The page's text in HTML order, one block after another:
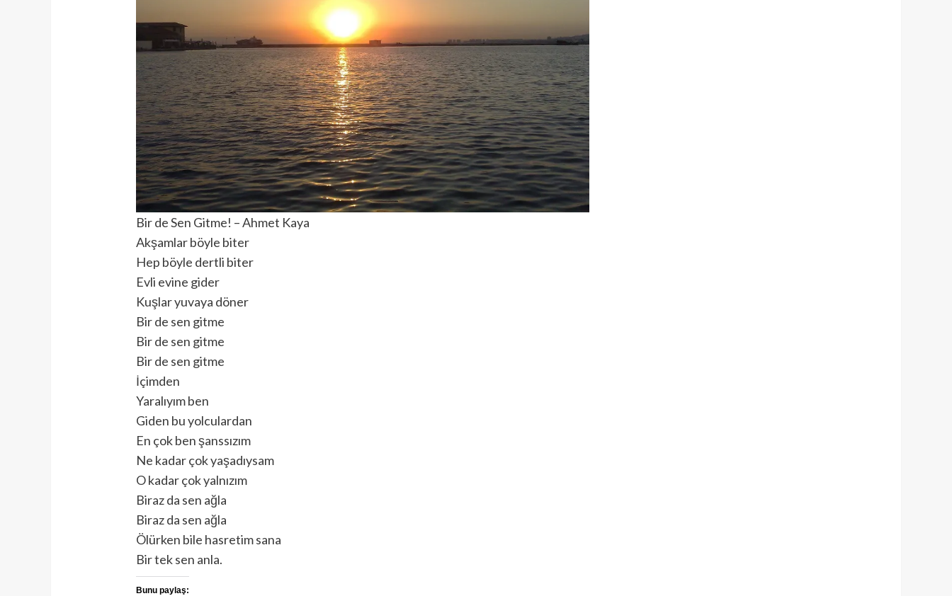
Bir de Sen Gitme! – Ahmet Kaya
Akşamlar böyle biter
Hep böyle dertli biter
Evli evine gider
Kuşlar yuvaya döner
Bir de sen gitme
Bir de sen gitme
Bir de sen gitme
İçimden
Yaralıyım ben
Giden bu yolculardan
En çok ben şanssızım
Ne kadar çok yaşadıysam
O kadar çok yalnızım
Biraz da sen ağla
Biraz da sen ağla
Ölürken bile hasretim sana
Bir tek sen anla.
Bunu paylaş: